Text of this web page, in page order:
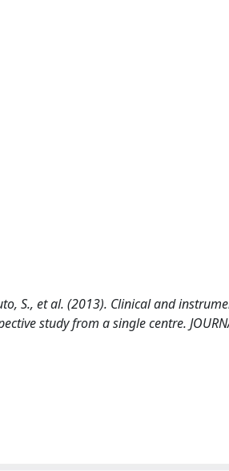
S., et al. (2013). Clinical and
study from a single centre.